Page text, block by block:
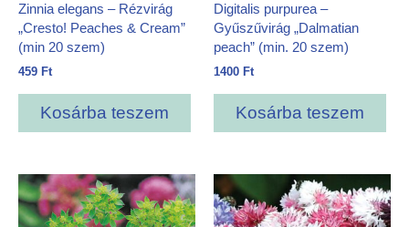
Zinnia elegans – Rézvirág
„Cresto! Peaches & Cream”
(min 20 szem)
459 Ft
Kosárba teszem
Digitalis purpurea –
Gyűszűvirág „Dalmatian
peach” (min. 20 szem)
1400 Ft
Kosárba teszem